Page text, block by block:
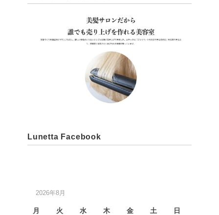
Lunetta Facebook
2026年8月
月 火 水 木 金 土 日